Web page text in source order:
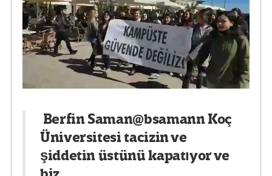
Berfin Saman@bsamannKoç
Üniversitesi tacizin ve
şiddetin üstünü kapatıyor ve